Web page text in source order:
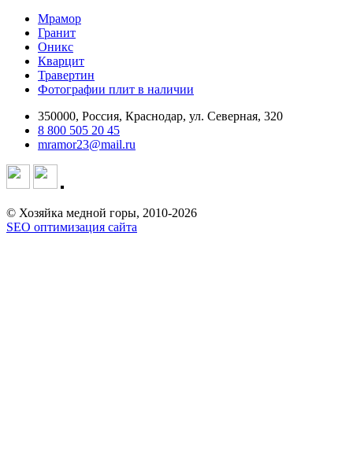
Мрамор
Гранит
Оникс
Кварцит
Травертин
Фотографии плит в наличии
350000, Россия, Краснодар, ул. Северная, 320
8 800 505 20 45
mramor23@mail.ru
© Хозяйка медной горы, 2010-2026
SEO оптимизация сайта